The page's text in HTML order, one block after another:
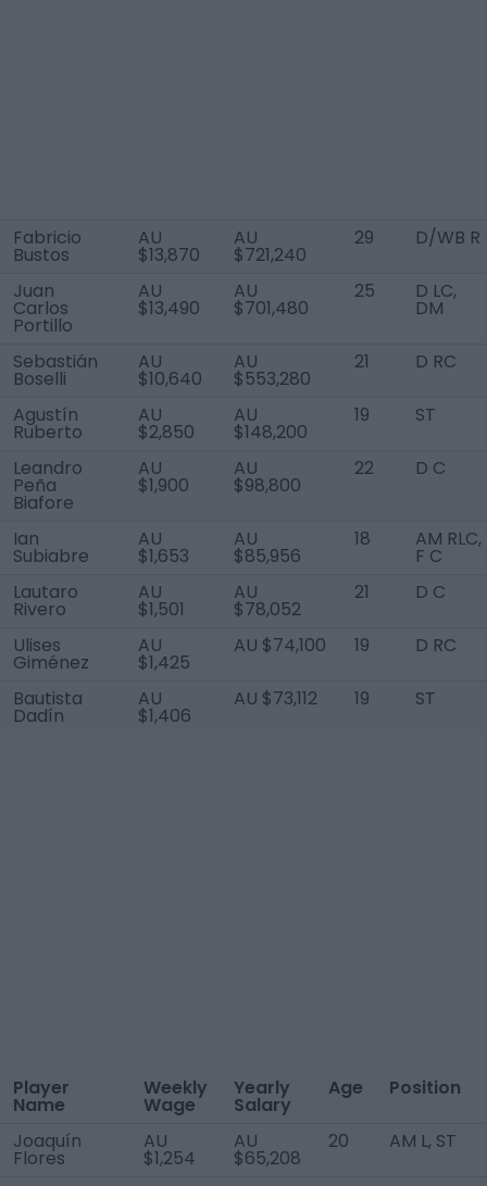
Fabricio
Bustos
AU
$13,870
AU
$721,240
29 D/WB R
Juan
Carlos
Portillo
AU
$13,490
AU
$701,480
25 D LC,
DM
Sebastián
Boselli
AU
$10,640
AU
$553,280
21 D RC
Agustín
Ruberto
AU
$2,850
AU
$148,200
19 ST
Leandro
Peña
Biafore
AU
$1,900
AU
$98,800
22 D C
Ian
Subiabre
AU
$1,653
AU
$85,956
18 AM RLC,
F C
Lautaro
Rivero
AU
$1,501
AU
$78,052
21 D C
Ulises
Giménez
AU
$1,425
AU $74,100 19 D RC
Bautista
Dadín
AU
$1,406
AU $73,112 19 ST
Player
Name
Weekly
Wage
Yearly
Salary
Age Position
Joaquín
Flores
AU
$1,254
AU
$65,208
20 AM L, ST